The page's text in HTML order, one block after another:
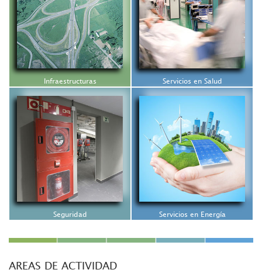
Infraestructuras Servicios en Salud
Seguridad Servicios en Energía
AREAS DE ACTIVIDAD